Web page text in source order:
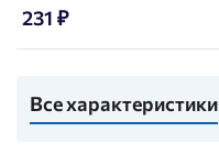
231 ₽
Все характеристики